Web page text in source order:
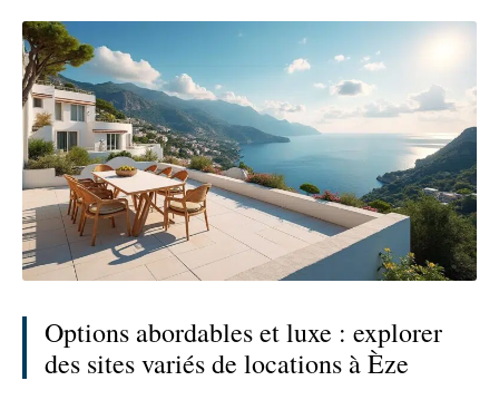
Options abordables et luxe : explorer
des sites variés de locations à Èze